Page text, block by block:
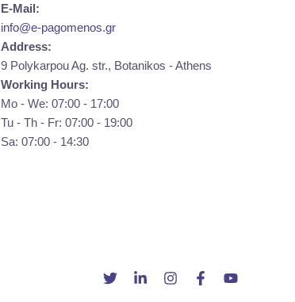
E-Mail:
info@e-pagomenos.gr
Address:
9 Polykarpou Ag. str., Botanikos - Athens
Working Hours:
Mo - We: 07:00 - 17:00
Tu - Th - Fr: 07:00 - 19:00
Sa: 07:00 - 14:30